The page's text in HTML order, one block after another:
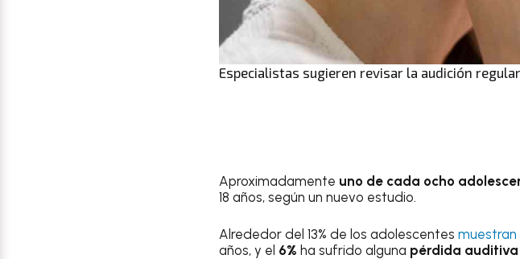
Especialistas sugieren revisar la audición
Aproximadamente uno de cada ocho
18 años, según un nuevo estudio.
Alrededor del 13% de los adolescentes muestran
años, y el 6% ha sufrido alguna pérdida